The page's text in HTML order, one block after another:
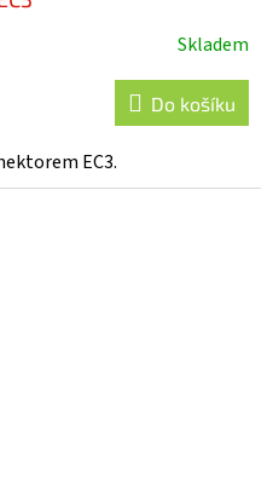
Skladem
Do košíku
EC3.